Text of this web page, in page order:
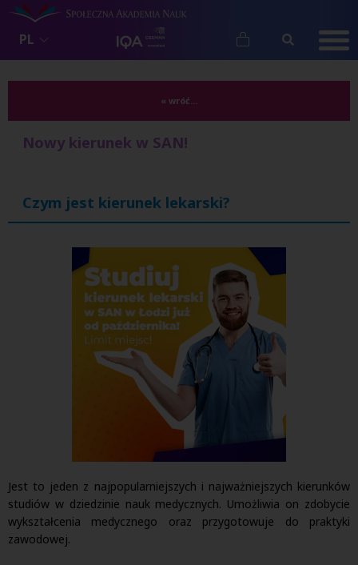
PL
« wróć...
Nowy kierunek w SAN!
Czym jest kierunek lekarski?
Jest to jeden z najpopularniejszych i najważniejszych kierunków
studiów w dziedzinie nauk medycznych. Umożliwia on zdobycie
wykształcenia medycznego oraz przygotowuje do praktyki
zawodowej.